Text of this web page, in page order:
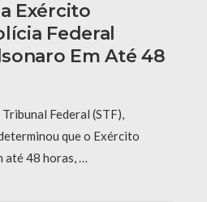
Exército
Federal
Em Até 48
Federal (STF),
que o Exército
até 48 horas, …